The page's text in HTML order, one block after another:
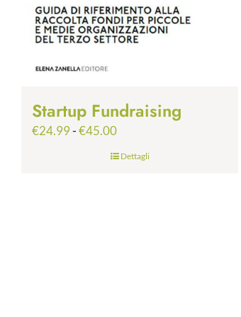
Startup Fundraising
€24.99-€45.00Fascia
prezzo:
Dettagli